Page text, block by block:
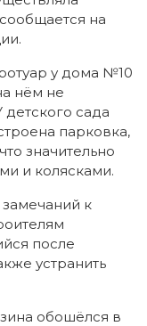
на
у дома №10
нём не
сада
парковка,
значительно
и колясками.
к
после
устранить
обошёлся в